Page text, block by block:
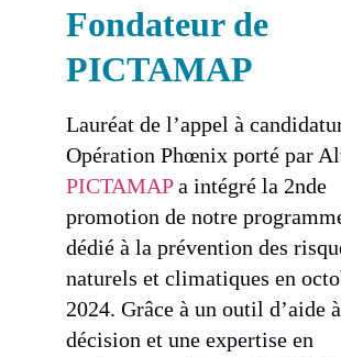
Fondateur de
PICTAMAP
Lauréat de l’appel à
Opération Phœnix porté par
PICTAMAPa intégré la 2nde
promotion de notre
dédié à la prévention des
naturels et climatiques en
2024. Grâce à un outil d’aide
décision et une expertise en